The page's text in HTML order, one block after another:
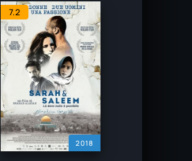
2018
7.2